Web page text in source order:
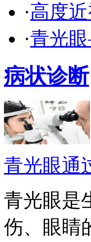
·高度
·青光
病状诊断
青光眼通
青光眼是
伤、眼睛